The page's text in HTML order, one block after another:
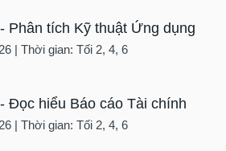
Phân tích Kỹ thuật Ứng dụng
| Thời gian: Tối 2, 4, 6
Đọc hiểu Báo cáo Tài chính
| Thời gian: Tối 2, 4, 6